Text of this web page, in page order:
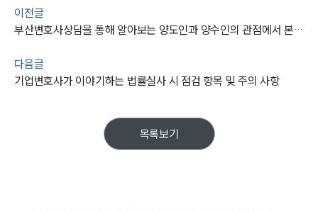
이전글
부산변호사상담을 통해 알아보는 양도인과 양수인의 관점에서 본 영업양도의 장단점
다음글
기업변호사가 이야기하는 법률실사 시 점검 항목 및 주의 사항
목록보기